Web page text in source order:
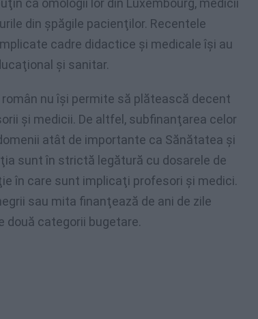
ca omologii lor din Luxembourg, medicii
din şpăgile pacienţilor. Recentele
cadre didactice şi medicale îşi au
şi sanitar.
nu îşi permite să plătească decent
şi medicii. De altfel, subfinanţarea celor
atât de importante ca Sănătatea şi
sunt în strictă legătură cu dosarele de
în care sunt implicaţi profesori şi medici.
sau mita finanţează de ani de zile
două categorii bugetare.